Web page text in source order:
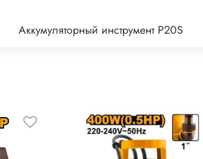
Аккумуляторный инструмент P20S